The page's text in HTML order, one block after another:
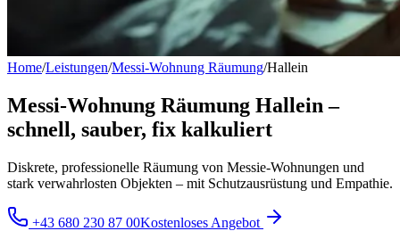
Home/Leistungen/Messi-Wohnung Räumung/Hallein
Messi-Wohnung Räumung Hallein –
schnell, sauber, fix kalkuliert
Diskrete, professionelle Räumung von Messie-Wohnungen und
stark verwahrlosten Objekten – mit Schutzausrüstung und Empathie.
+43 680 230 87 00Kostenloses Angebot